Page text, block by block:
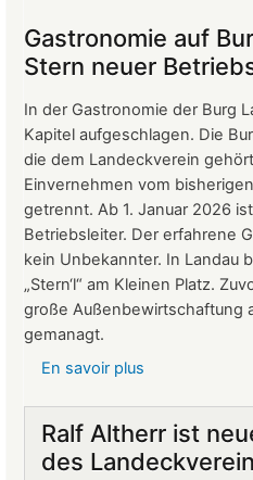
der
vom
24.
März
2026
Gastronomie auf
Stern neuer
In der Gastronomie der Burg
Kapitel aufgeschlagen. Die
die dem Landeckverein
Einvernehmen vom
getrennt. Ab 1. Januar 2026
Betriebsleiter. Der erfahrene
kein Unbekannter. In Landau
„Stern‘l“ am Kleinen Platz.
große Außenbewirtschaftung
gemanagt.
En savoir plus
Burg
Landeck:
Ralf Altherr ist
des